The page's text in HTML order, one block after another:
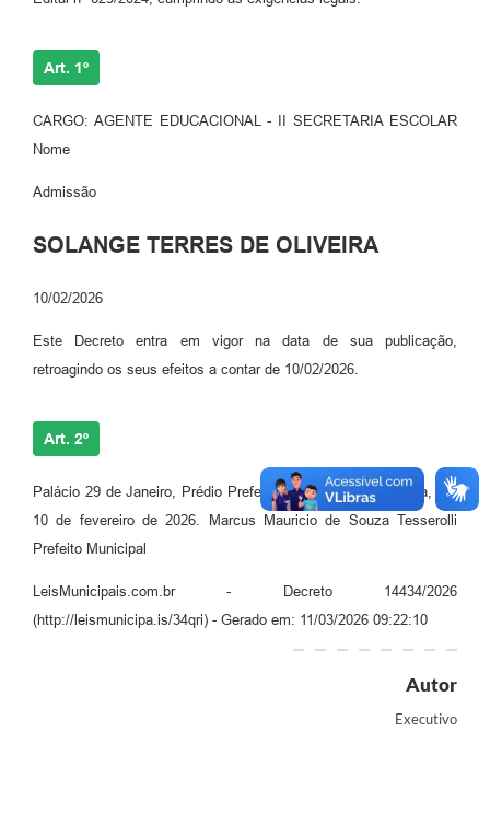
Art. 1º
CARGO: AGENTE EDUCACIONAL - II SECRETARIA ESCOLAR
Nome
Admissão
SOLANGE TERRES DE OLIVEIRA
10/02/2026
Este Decreto entra em vigor na data de sua publicação,
retroagindo os seus efeitos a contar de 10/02/2026.
Art. 2º
Palácio 29 de Janeiro, Prédio Prefeito Antonio Alceu Zielonka, em
10 de fevereiro de 2026. Marcus Mauricio de Souza Tesserolli
Prefeito Municipal
LeisMunicipais.com.br - Decreto 14434/2026
(http://leismunicipa.is/34qri) - Gerado em: 11/03/2026 09:22:10
Autor
Executivo